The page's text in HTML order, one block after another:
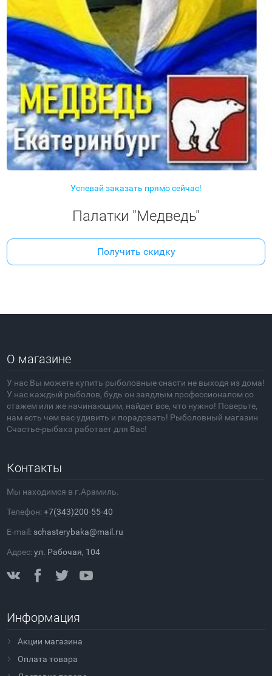
Успевай заказать прямо сейчас!
Палатки "Медведь"
Получить скидку
О магазине
У нас Вы можете купить рыболовные снасти не выходя из дома!
У нас каждый рыболов, будь он заядлым профессионалом со
стажем или же начинающим, найдет все, что нужно! Поверьте,
нам есть чем вас удивить и порадовать! Рыболовный магазин
Счастье-рыбака работает для Вас!
Контакты
Мы находимся в г.Арамиль.
Телефон:+7(343)200-55-40
E-mail: schasterybaka@mail.ru
Адрес:ул. Рабочая, 104
Информация
Акции магазина
Оплата товара